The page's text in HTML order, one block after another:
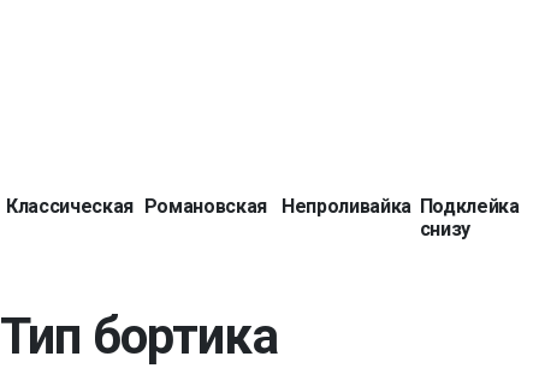
Классическая Романовская Непроливайка Подклейка
снизу
Тип бортика